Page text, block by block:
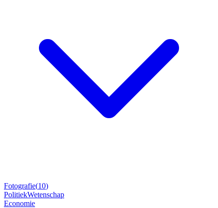
Fotografie(10)
PolitiekWetenschap
Economie